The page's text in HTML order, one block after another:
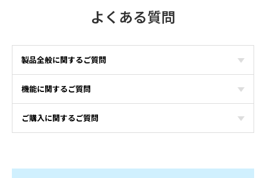
よくある質問
製品全般に関するご質問
機能に関するご質問
ご購入に関するご質問